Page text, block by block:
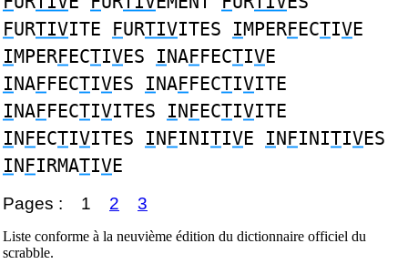
FURTIVITE FURTIVITES IMPERFECTIVE
IMPERFECTIVES INAFFECTIVE
INAFFECTIVES INAFFECTIVITE
INAFFECTIVITES INFECTIVITE
INFECTIVITES INFINITIVE INFINITIVES
INFIRMATIVE
Pages : 1 2 3
Liste conforme à la neuvième édition du dictionnaire officiel du
scrabble.